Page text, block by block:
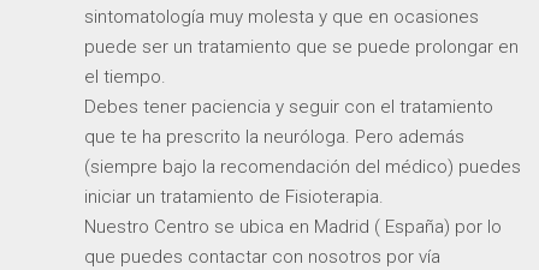
sintomatología muy molesta y que en ocasiones
puede ser un tratamiento que se puede prolongar en
el tiempo.
Debes tener paciencia y seguir con el tratamiento
que te ha prescrito la neuróloga. Pero además
(siempre bajo la recomendación del médico) puedes
iniciar un tratamiento de Fisioterapia.
Nuestro Centro se ubica en Madrid ( España) por lo
que puedes contactar con nosotros por vía